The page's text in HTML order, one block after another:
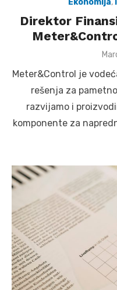
Ekonomija,
Direktor
Meter&Control je
rešenja za
razvijamo i
komponente za